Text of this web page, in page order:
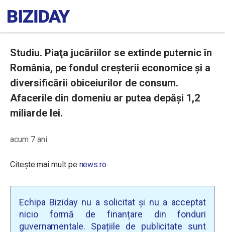
Studiu. Piaţa jucăriilor se extinde puternic în
România, pe fondul creşterii economice şi a
diversificării obiceiurilor de consum.
Afacerile din domeniu ar putea depăşi 1,2
miliarde lei.
acum 7 ani
Citește mai mult pe news.ro
Echipa Biziday nu a solicitat și nu a acceptat
nicio formă de finanțare din fonduri
guvernamentale. Spațiile de publicitate sunt